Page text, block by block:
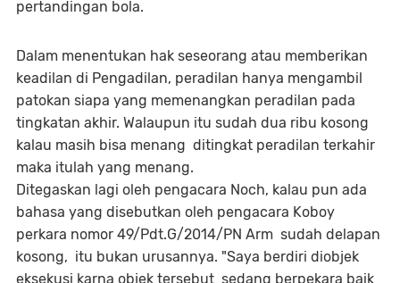
pertandingan bola.
Dalam menentukan hak seseorang atau memberikan
keadilan di Pengadilan, peradilan hanya mengambil
patokan siapa yang memenangkan peradilan pada
tingkatan akhir. Walaupun itu sudah dua ribu kosong
kalau masih bisa menang ditingkat peradilan terkahir
maka itulah yang menang.
Ditegaskan lagi oleh pengacara Noch, kalau pun ada
bahasa yang disebutkan oleh pengacara Koboy
perkara nomor 49/Pdt.G/2014/PN Arm sudah delapan
kosong, itu bukan urusannya. "Saya berdiri diobjek
eksekusi karna objek tersebut sedang berpekara baik